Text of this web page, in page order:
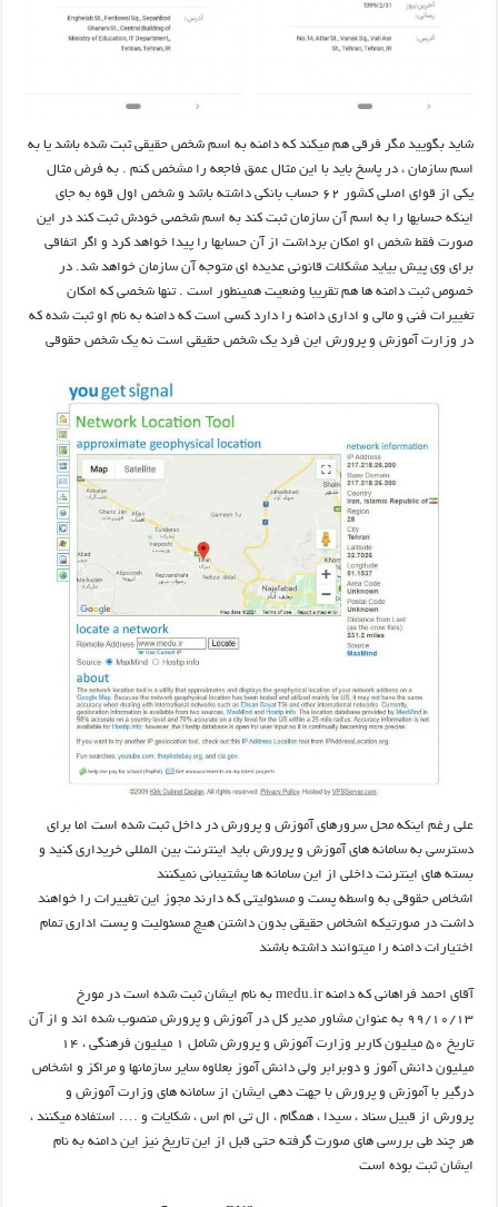
شاید بگویید مگر فرقی هم میکند که دامنه به اسم شخص حقیقی ثبت شده باشد یا به
اسم سازمان ، در پاسخ باید با این مثال عمق فاجعه را مشخص کنم . به فرض مثال
یکی از قوای اصلی کشور ۶۲ حساب بانکی داشته باشد و شخص اول قوه به جای
اینکه حسابها را به اسم آن سازمان ثبت کند به اسم شخصی خودش ثبت کند در این
صورت فقط شخص او امکان برداشت از آن حسابها را پیدا خواهد کرد و اگر اتفاقی
برای وی پیش بیاید مشکلات قانونی عدیده ای متوجه آن سازمان خواهد شد. در
خصوص ثبت دامنه ها هم تقریبا وضعیت همینطور است . تنها شخصی که امکان
تغییرات فنی و مالی و اداری دامنه را دارد کسی است که دامنه به نام او ثبت شده که
در وزارت آموزش و پرورش این فرد یک شخص حقیقی است نه یک شخص حقوقی
علی رغم اینکه محل سرورهای آموزش و پرورش در داخل ثبت شده است اما برای
دسترسی به سامانه های آموزش و پرورش باید اینترنت بین المللی خریداری کنید و
بسته های اینترنت داخلی از این سامانه ها پشتیبانی نمیکنند
اشخاص حقوقی به واسطه پست و مسئولیتی که دارند مجوز این تغییرات را خواهند
داشت در صورتیکه اشخاص حقیقی بدون داشتن هیچ مسئولیت و پست اداری تمام
اختیارات دامنه را میتوانند داشته باشند
آقای احمد فراهانی که دامنه medu.ir به نام ایشان ثبت شده است در مورخ
۹۹/۱۰/۱۳ به عنوان مشاور مدیر کل در آموزش و پرورش منصوب شده اند و از آن
تاریخ ۵۰ میلیون کاربر وزارت آموزش و پرورش شامل ۱ میلیون فرهنگی ، ۱۴
میلیون دانش آموز و دوبرابر ولی دانش آموز بعلاوه سایر سازمانها و مراکز و اشخاص
درگیر با آموزش و پرورش با جهت دهی ایشان از سامانه های وزارت آموزش و
پرورش از قبیل سناد ، سیدا ، همگام ، ال تی ام اس ، شکایات و …. استفاده میکنند ،
هر چند طی بررسی های صورت گرفته حتی قبل از این تاریخ نیز این دامنه به نام
ایشان ثبت بوده است